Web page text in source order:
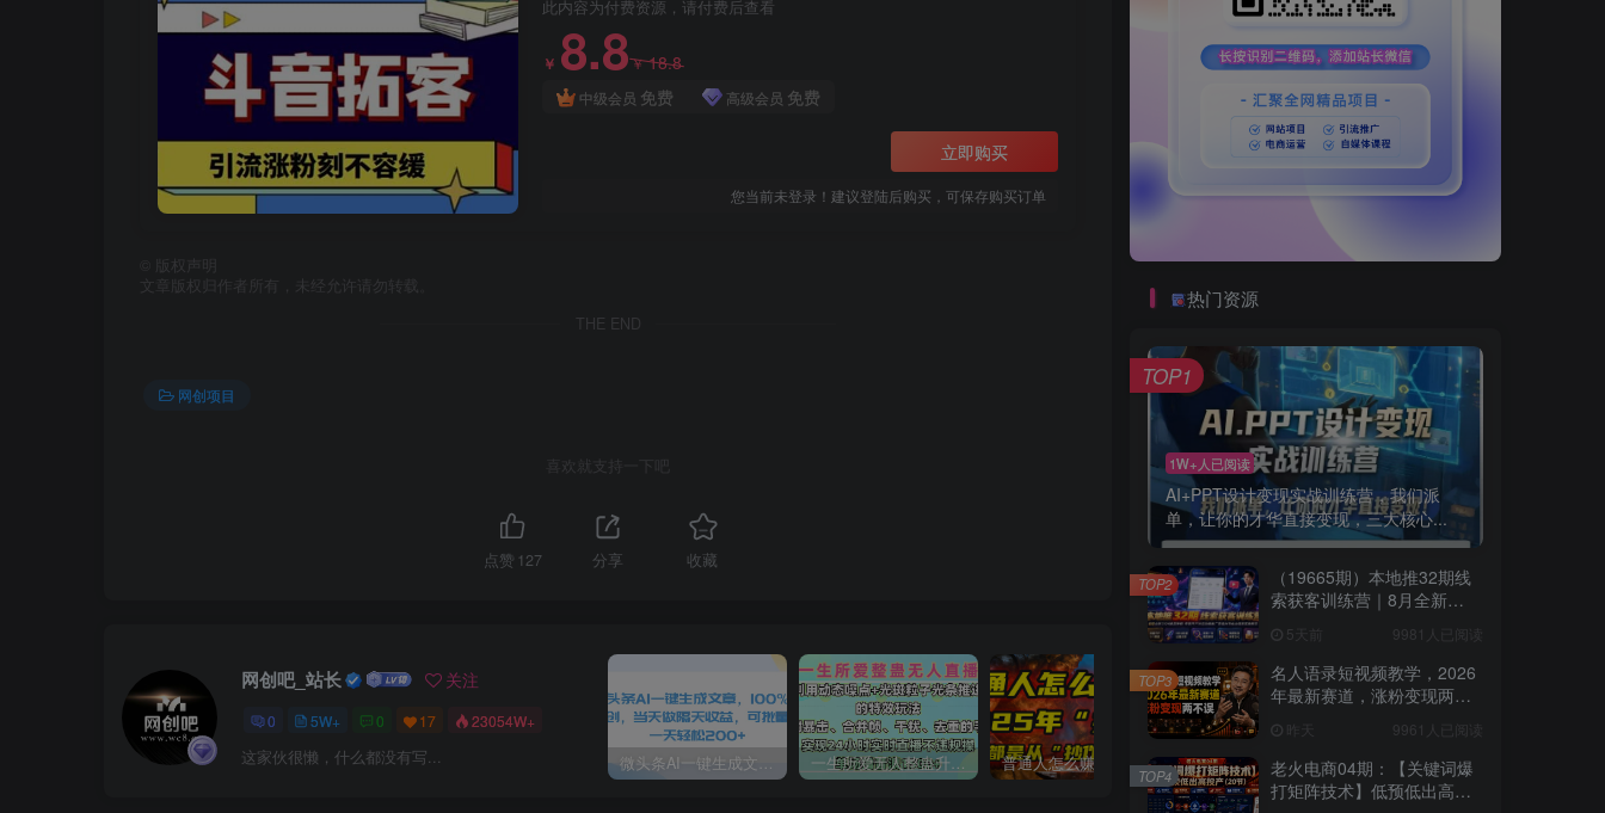
此内容为付费资源，请付费后查看
￥ 8.8￥18.8
中级会员 免费 高级会员 免费
立即购买
您当前未登录！建议登陆后购买，可保存购买订单
版权声明
文章版权归作者所有，未经允许请勿转载。
THE END
网创项目
喜欢就支持一下吧
点赞 127 分享 收藏
网创吧_站长 关注
0 5W+ 0 17 23054W+
这家伙很懒，什么都没有写... 微头条AI一键生成文章，100%过原创，当天做隔天收益，可批量，一天轻松200+ 一生所爱无人整蛊升级版9.0，利用动态噪点+光斑粒子光条推进的特效玩法，内附暴击、合并帧、干扰、去重的手法，实现24小时实时直播不违规操，单场日入1500+，小白也能无脑驾驭 普通人怎么赚钱？2025年马哥揭秘“搞钱天条”：高手都是从“抄作业”开始的！(3步法) 国学遇上AI！3分钟让国学视频破10万播放
热门资源
1W+人已阅读
AI+PPT设计变现实战训练营，我们派
单，让你的才华直接变现，三大核心...
TOP1
（19665期）本地推32期线
索获客训练营｜8月全新
启动搜索广告素材优化全链
路实操教学
5天前 9981人已阅读
TOP2
名人语录短视频教学，2026
年最新赛道，涨粉变现两不
昨天 9961人已阅读
TOP3
老火电商04期：【关键词爆
打矩阵技术】低预低出高投
TOP4